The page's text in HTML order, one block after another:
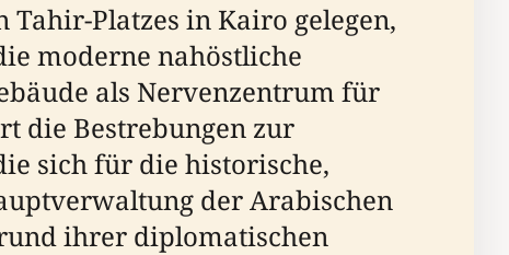
Platzes in Kairo gelegen,
moderne nahöstliche
als Nervenzentrum für
die Bestrebungen zur
sich für die historische,
der Arabischen
ihrer diplomatischen